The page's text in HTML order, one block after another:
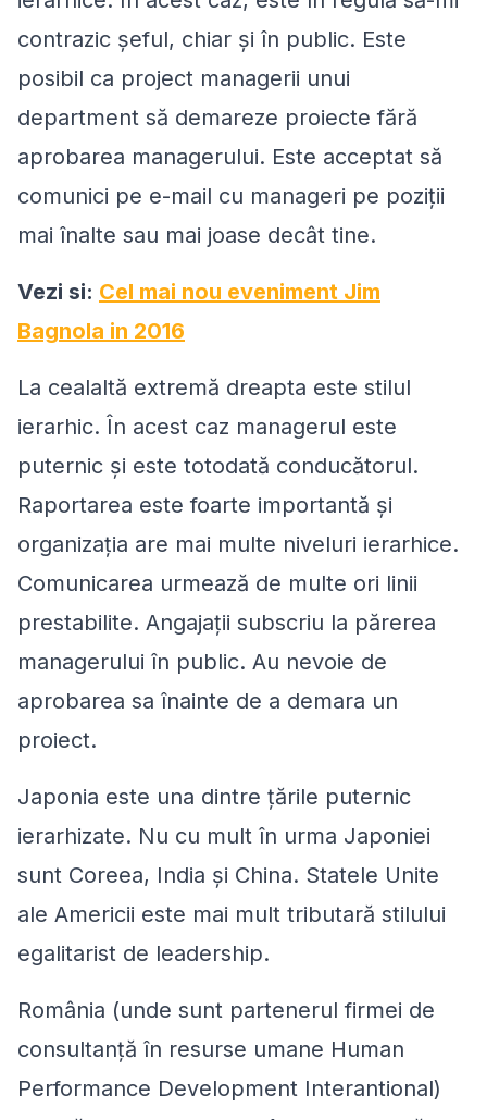
contrazic şeful, chiar și în public. Este
posibil ca project managerii unui
department să demareze proiecte fără
aprobarea managerului. Este acceptat să
comunici pe e-mail cu manageri pe poziţii
mai înalte sau mai joase decât tine.
Vezi si: Cel mai nou eveniment Jim
Bagnola in 2016
La cealaltă extremă dreapta este stilul
ierarhic. În acest caz managerul este
puternic și este totodată conducătorul.
Raportarea este foarte importantă și
organizația are mai multe niveluri ierarhice.
Comunicarea urmează de multe ori linii
prestabilite. Angajații subscriu la părerea
managerului în public. Au nevoie de
aprobarea sa înainte de a demara un
proiect.
Japonia este una dintre ţările puternic
ierarhizate. Nu cu mult în urma Japoniei
sunt Coreea, India și China. Statele Unite
ale Americii este mai mult tributară stilului
egalitarist de leadership.
România (unde sunt partenerul firmei de
consultanţă în resurse umane Human
Performance Development Interantional)